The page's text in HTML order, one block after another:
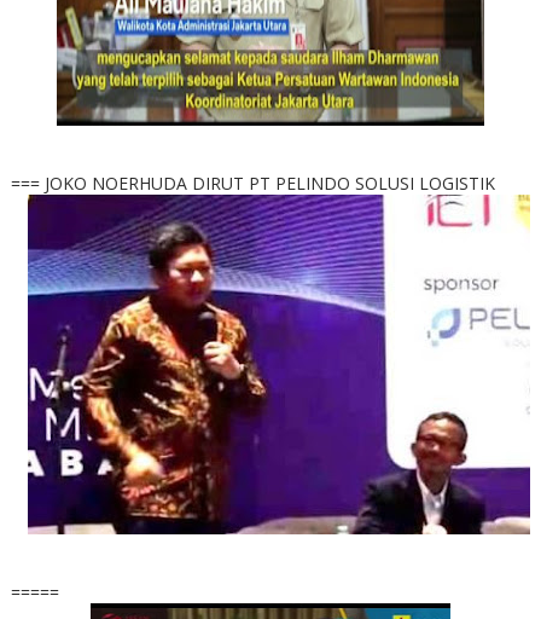
=== JOKO NOERHUDA DIRUT PT PELINDO SOLUSI LOGISTIK
=====